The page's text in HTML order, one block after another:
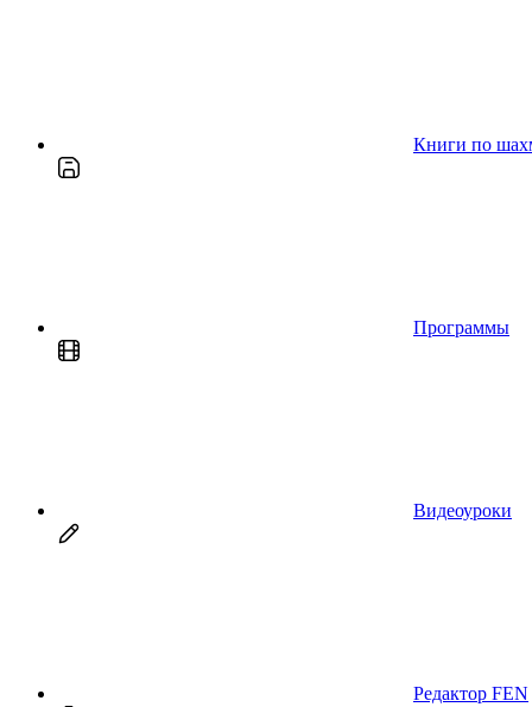
Книги по
Программы
Видеоуроки
Редактор FEN